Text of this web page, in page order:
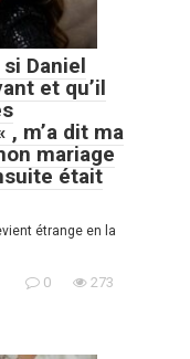
Daniel
et qu’il
m’a dit ma
mariage
était
étrange en la
0 273